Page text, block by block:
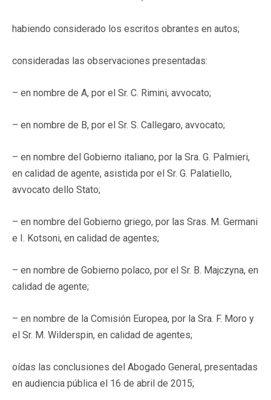
habiendo considerado los escritos obrantes en autos;
consideradas las observaciones presentadas:
– en nombre de A, por el Sr. C. Rimini, avvocato;
– en nombre de B, por el Sr. S. Callegaro, avvocato;
– en nombre del Gobierno italiano, por la Sra. G. Palmieri,
en calidad de agente, asistida por el Sr. G. Palatiello,
avvocato dello Stato;
– en nombre del Gobierno griego, por las Sras. M. Germani
e I. Kotsoni, en calidad de agentes;
– en nombre de Gobierno polaco, por el Sr. B. Majczyna, en
calidad de agente;
– en nombre de la Comisión Europea, por la Sra. F. Moro y
el Sr. M. Wilderspin, en calidad de agentes;
oídas las conclusiones del Abogado General, presentadas
en audiencia pública el 16 de abril de 2015;